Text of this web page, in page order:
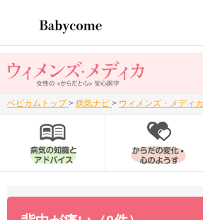
ベビカムトップ > 病気ナビ > ウィメンズ・メディカ